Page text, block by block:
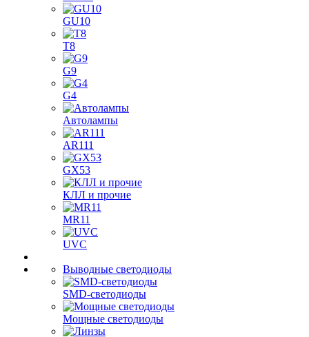
GU10
T8
G9
G4
Автолампы
AR111
GX53
КЛЛ и прочие
MR11
UVC
Выводные светодиоды
SMD-светодиоды
Мощные светодиоды